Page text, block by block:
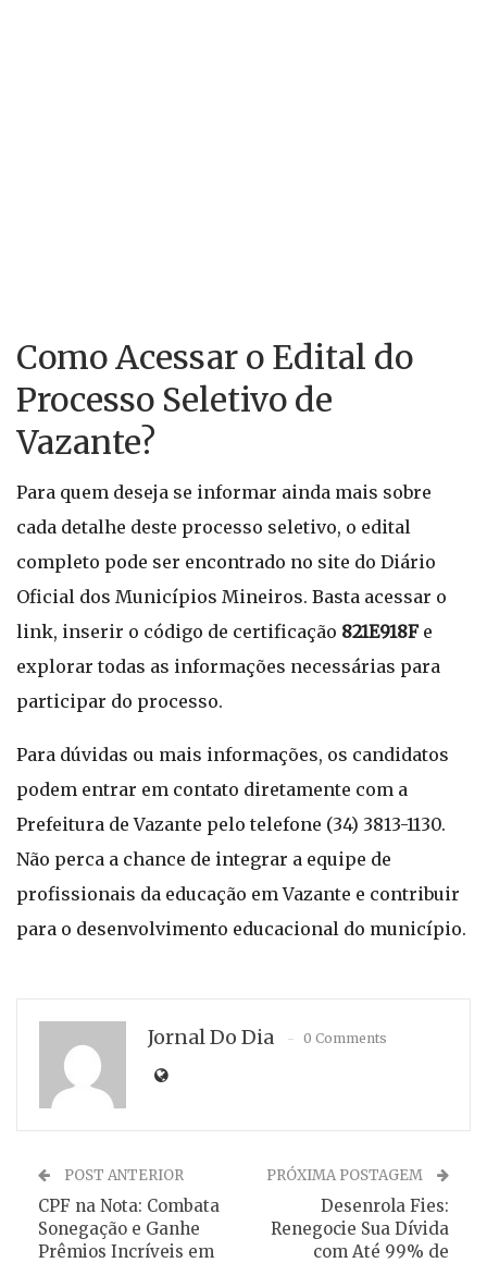
Como Acessar o Edital do
Processo Seletivo de
Vazante?
Para quem deseja se informar ainda mais sobre
cada detalhe deste processo seletivo, o edital
completo pode ser encontrado no site do Diário
Oficial dos Municípios Mineiros. Basta acessar o
link, inserir o código de certificação 821E918Fe
explorar todas as informações necessárias para
participar do processo.
Para dúvidas ou mais informações, os candidatos
podem entrar em contato diretamente com a
Prefeitura de Vazante pelo telefone (34) 3813-1130.
Não perca a chance de integrar a equipe de
profissionais da educação em Vazante e contribuir
para o desenvolvimento educacional do município.
Jornal Do Dia 0 Comments
POST ANTERIOR
CPF na Nota: Combata
Sonegação e Ganhe
Prêmios Incríveis em
PRÓXIMA POSTAGEM
Desenrola Fies:
Renegocie Sua Dívida
com Até 99% de